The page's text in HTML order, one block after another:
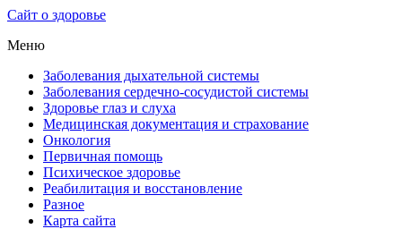
Сайт о здоровье
Меню
Заболевания дыхательной системы
Заболевания сердечно-сосудистой системы
Здоровье глаз и слуха
Медицинская документация и страхование
Онкология
Первичная помощь
Психическое здоровье
Реабилитация и восстановление
Разное
Карта сайта